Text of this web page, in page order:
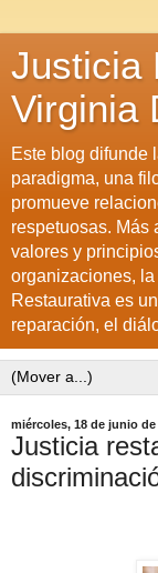
Justicia
Virginia
Este blog difunde
paradigma, una
promueve
respetuosas. Más
valores y
organizaciones,
Restaurativa es
reparación, el
miércoles, 18 de junio de
Justicia